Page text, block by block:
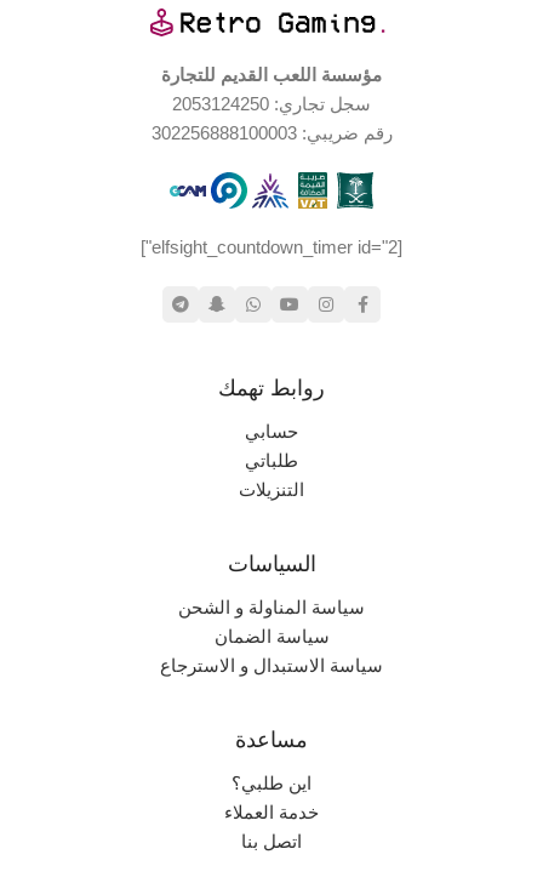
منصات اللعب المدعومة
مؤسسة اللعب القديم للتجارة
سجل تجاري: 2053124250
رقم ضريبي: 302256888100003
[elfsight_countdown_timer id="2"]
روابط تهمك
حسابي
طلباتي
التنزيلات
السياسات
سياسة المناولة و الشحن
سياسة الضمان
سياسة الاستبدال و الاسترجاع
مساعدة
اين طلبي؟
خدمة العملاء
اتصل بنا